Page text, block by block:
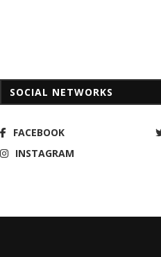
SOCIAL NETWORKS
FACEBOOK
INSTAGRAM